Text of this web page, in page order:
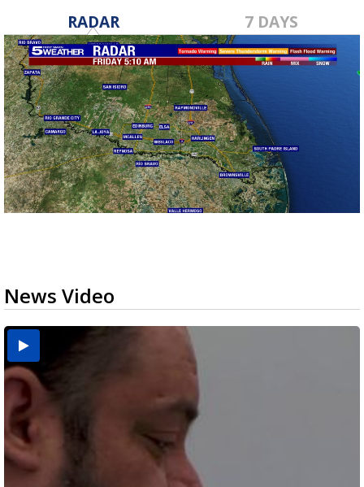
RADAR 7 DAYS
News Video